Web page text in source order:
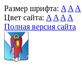
Размер шрифта: A A A
Цвет сайта: A A A A
Полная версия сайта